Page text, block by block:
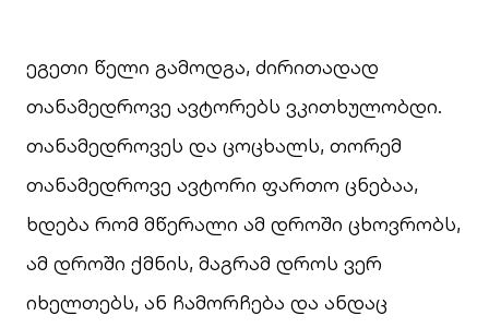
ეგეთი წელი გამოდგა, ძირითადად
თანამედროვე ავტორებს ვკითხულობდი.
თანამედროვეს და ცოცხალს, თორემ
თანამედროვე ავტორი ფართო ცნებაა,
ხდება რომ მწერალი ამ დროში ცხოვრობს,
ამ დროში ქმნის, მაგრამ დროს ვერ
იხელთებს, ან ჩამორჩება და ანდაც